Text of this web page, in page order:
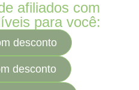
afiliados com
para você:
desconto
desconto